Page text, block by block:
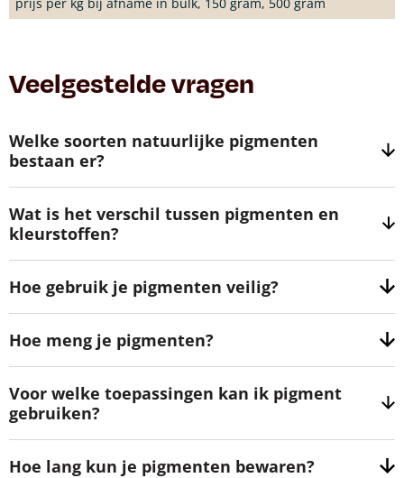
prijs per kg bij afname in bulk, 150 gram, 500 gram
Veelgestelde vragen
Welke soorten natuurlijke pigmenten
bestaan er?
Wat is het verschil tussen pigmenten en
kleurstoffen?
Hoe gebruik je pigmenten veilig?
Hoe meng je pigmenten?
Voor welke toepassingen kan ik pigment
gebruiken?
Hoe lang kun je pigmenten bewaren?